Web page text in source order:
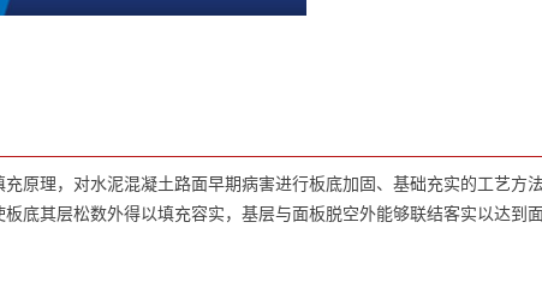
原理，对水泥混凝土路面早期病害进行板底加固、基础充实的工艺方
底其层松数外得以填充容实，基层与面板脱空外能够联结客实以达到